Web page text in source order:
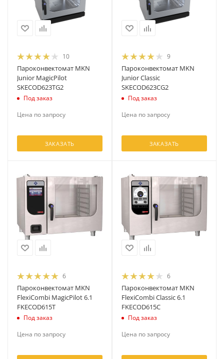
10
Пароконвектомат MKN
Junior MagicPilot
SKECOD623TG2
Под заказ
Цена по запросу
ЗАКАЗАТЬ
9
Пароконвектомат MKN
Junior Classic
SKECOD623CG2
Под заказ
Цена по запросу
ЗАКАЗАТЬ
6
Пароконвектомат MKN
FlexiCombi MagicPilot 6.1
FKECOD615T
Под заказ
Цена по запросу
6
Пароконвектомат MKN
FlexiCombi Classic 6.1
FKECOD615C
Под заказ
Цена по запросу